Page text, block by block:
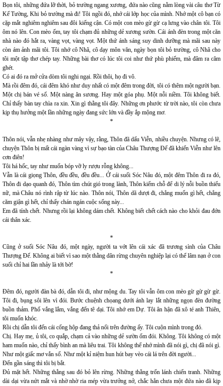
Bọn tôi, những đứa lỡ thời, bỏ trường ngang xương, đứa nào cũng nằm lòng vài câu thơ Từ
Kế Tường, Khi bỏ trường mà đi! Tôi ngồi đó, nhớ cái lớp học của mình. Nhớ một cô bạn có
cặp mắt nghiêm nghiêm sau đôi kiếng cận. Có một con mèo gừ gừ cạ lưng vào chân tôi. Tôi
ôm nó lên. Con mèo ốm, tay tôi chạm đủ những dẻ xương sườn. Cái ánh đèn trong một căn
nhà nào đó hắt ra, vàng vọt, vàng vọt. Một thứ ánh sáng suy dinh dưỡng mà mãi sau này
còn ám ảnh mãi tôi. Tôi nhớ cô Nhã, cô dạy môn văn, ngày bọn tôi bỏ trường, cô Nhã cho
tôi một tập thơ chép tay. Những bài thơ có lúc tôi coi như thứ phù phiếm, mà đâm ra căm
ghét.
Có ai đó ra mở cửa dòm tôi nghi ngại. Rồi thôi, họ đi vô.
Mà rồi đêm đó, cái đêm khó như duy nhất có một đêm trong đời, tôi có thêm một người bạn.
Một chị bán vé số. Một nàng ăn sương. Hay một góa phụ. Một nỗi niềm. Tôi không biết.
Chỉ thấy bàn tay chìa ra xin. Xin gì thằng tôi đây. Những ơn phước từ trời nào, tôi còn chưa
kịp thụ hưởng một lần những ngày đang sức lớn và đầy ắp mộng mơ.
*
Thôn nói, vẫn nhẹ nhàng như mây vậy, rằng, Thôn đã dấu Viễn, nhiều chuyện. Nhưng có lẽ,
chuyện Thôn bị mất cái ngàn vàng vì sự bạo tàn của Châu Thượng Đế đã khiến Viễn như lên
cơn điên!
Tôi há hốc, tay như muốn bóp vỡ ly rượu rỗng không...
Vẫn là cái giọng Thôn, đều đều, đều đều... Ở cái suối Sóc Nâu đó, một đêm Thôn đi ra đó,
Thôn đi dạo quanh đó, Thôn tìm chút gió trong lành, Thôn kiếm chỗ để di lý nỗi buồn thiếu
nữ, mà Châu nó rình rập từ lúc nào. Thôn nói, Thôn dã dượi đi, chẳng muốn gì hết, chẳng
căm giận gì hết, chỉ thấy chán ngán cuộc sống này...
Em đã tính chết. Nhưng rồi lại không dám chết. Không biết chết cách nào cho khỏi đau đớn
cái thân xác.
*
Cũng ở suối Sóc Nâu đó, một ngày, người ta vớt lên cái xác đã trương sình của Châu
Thượng Đế. Không ai biết vì sao một thằng dân rừng chuyên nghiệp lại có thể lâm nạn ở con
suối chỉ hai lần nhảy là tới bờ!
*
Đêm đó, người đàn bà đó, dẫn tôi đi, như mộng du. Tay tôi vẫn ôm con mèo gừ gừ gừ gừ.
Tôi đi, bụng sôi lên vì đói. Bước chuệnh chọang dưới ánh lay lắt những ngọn đèn đường
buồn thảm. Phố vắng lắm, vắng đến tê dại. Tôi nhớ em Dự. Tôi ân hận đã xô té anh Thiên,
tôi muốn khóc.
Rồi chị dẫn tôi đến cái cống hộp đang thả nổi trên đường ấy. Tôi cuộn mình trong đó.
Chị. Hay mẹ, ủ tôi, co quắp, chạm cả vào những dẻ sườn ốm đói. Không. Tôi không có một
ham muốn nào, chỉ thấy bình an mà liêu trai. Tôi không thể nhớ mình đã nói gì, chị đã nói gì.
Như một giấc mơ vắn số. Như một kỉ niệm hun hút bay vèo cái lá trên đời người...
Đến gần sáng thì tôi bị bắt.
Đủ mặt hết. Những thằng sau đó bỏ lên rừng. Những thằng trốn lánh chiến tranh. Những
dài dại vừa nứt mắt và nhờ nhờ ria mép vừa trưởng nở, chắc hẳn chưa một đứa nào đã kịp